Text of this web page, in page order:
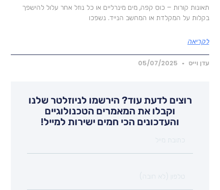
קורות – כוס קפה, מים מינרליים או כל נוזל אחר עלול להישפך
על המקלדת או המחשב הנייד. נשפכו
וייס 05/07/2025
רוצים לדעת עוד? הירשמו לניוזלטר שלנו
וקבלו את המאמרים הטכנולוגיים
והעדכונים הכי חמים ישירות למייל!